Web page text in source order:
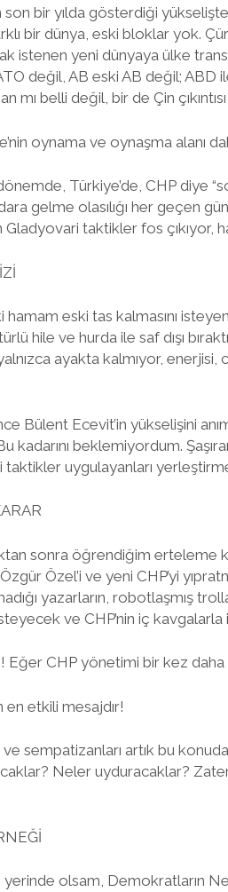
son bir yılda gösterdiği
bir dünya, eski bloklar yok.
istenen yeni dünyaya ülke
değil, AB eski AB değil; ABD
mı belli değil, bir de Çin
oynama ve oynaşma alanı
Türkiye’de, CHP diye
gelme olasılığı her geçen
Gladyovari taktikler fos çıkıyor,
hamam eski tas kalmasını
hile ve hurda ile saf dışı
ayakta kalmıyor,
Bülent Ecevit’in yükselişini
kadarını beklemiyordum.
taktikler uygulayanları
sonra öğrendiğim erteleme
Özel’i ve yeni CHP’yi
yazarların, robotlaşmış
ve CHP’nin iç kavgalarla
Eğer CHP yönetimi bir kez daha
etkili mesajdır!
sempatizanları artık bu
Neler uyduracaklar?
olsam, Demokratların